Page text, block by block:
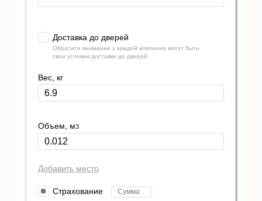
Доставка до дверей
Обратите внимание у каждой компании могут быть
свои условия доставки до дверей.
Вес, кг
Объем, м3
Добавить место
Страхование